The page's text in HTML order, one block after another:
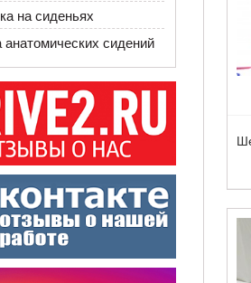
на сиденьях
анатомических сидений